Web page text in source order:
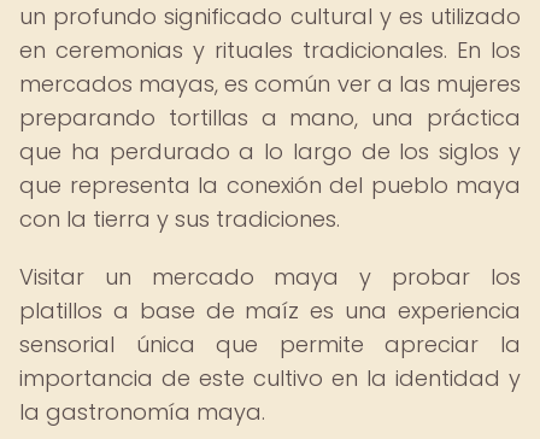
un profundo significado cultural y es utilizado
en ceremonias y rituales tradicionales. En los
mercados mayas, es común ver a las mujeres
preparando tortillas a mano, una práctica
que ha perdurado a lo largo de los siglos y
que representa la conexión del pueblo maya
con la tierra y sus tradiciones.
Visitar un mercado maya y probar los
platillos a base de maíz es una experiencia
sensorial única que permite apreciar la
importancia de este cultivo en la identidad y
la gastronomía maya.